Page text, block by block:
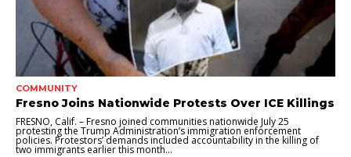
COMMUNITY
Fresno Joins Nationwide Protests Over ICE Killings
FRESNO, Calif. – Fresno joined communities nationwide July 25
protesting the Trump Administration’s immigration enforcement
policies. Protestors’ demands included accountability in the killing of
two immigrants earlier this month...